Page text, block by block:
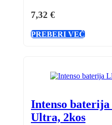
7,32 €
PREBERI VEČ
Intenso
Ultra, 2kos